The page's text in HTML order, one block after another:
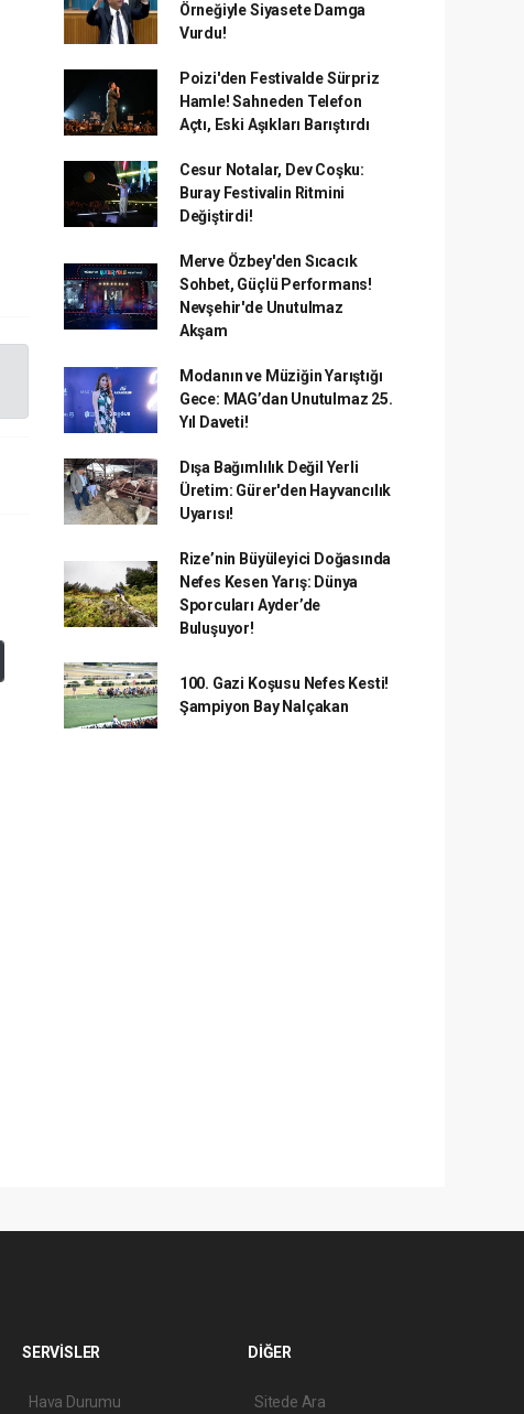
Örneğiyle Siyasete Damga
Vurdu!
Poizi'den Festivalde Sürpriz
Hamle! Sahneden Telefon
Açtı, Eski Aşıkları Barıştırdı
Cesur Notalar, Dev Coşku:
Buray Festivalin Ritmini
Değiştirdi!
Merve Özbey'den Sıcacık
Sohbet, Güçlü Performans!
Nevşehir'de Unutulmaz
Akşam
Modanın ve Müziğin Yarıştığı
Gece: MAG’dan Unutulmaz 25.
Yıl Daveti!
Dışa Bağımlılık Değil Yerli
Üretim: Gürer'den Hayvancılık
Uyarısı!
Rize’nin Büyüleyici Doğasında
Nefes Kesen Yarış: Dünya
Sporcuları Ayder’de
Buluşuyor!
100. Gazi Koşusu Nefes Kesti!
Şampiyon Bay Nalçakan
SERVİSLER
Hava Durumu
DİĞER
Sitede Ara